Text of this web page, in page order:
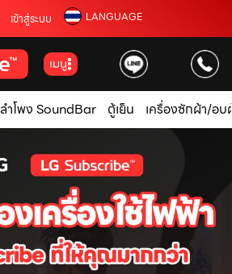
เข้าสู่ระบบ LANGUAGE
เมนู
ลำโพง SoundBar ตู้เย็น เครื่องซักผ้า/อบ